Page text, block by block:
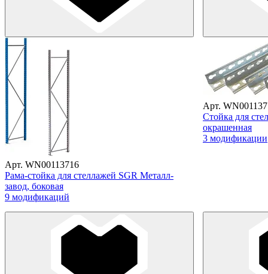
Арт. WN00113716
Рама-стойка для стеллажей SGR Металл-
завод, боковая
9 модификаций
Арт.
Стойка для
окрашенная
3 модификации